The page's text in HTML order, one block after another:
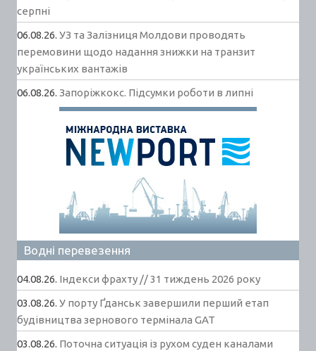
серпні
06.08.26. УЗ та Залізниця Молдови проводять
перемовини щодо надання знижки на транзит
українських вантажів
06.08.26. Запоріжкокс. Підсумки роботи в липні
Водні перевезення
04.08.26. Індекси фрахту // 31 тиждень 2026 року
03.08.26. У порту Ґданськ завершили перший етап
будівництва зернового термінала GAT
03.08.26. Поточна ситуація із рухом суден каналами